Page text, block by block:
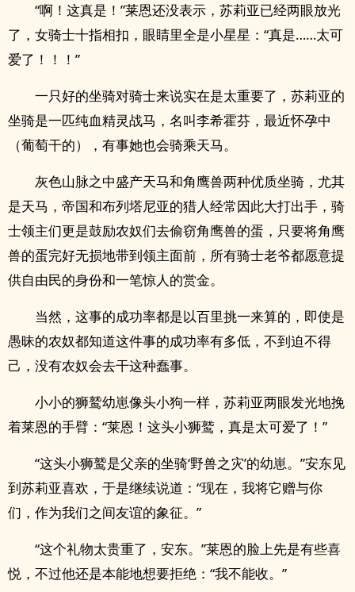
“啊！这真是！”莱恩还没表示，苏莉亚已经两眼放光
了，女骑士十指相扣，眼睛里全是小星星：“真是……太可
爱了！！！”
一只好的坐骑对骑士来说实在是太重要了，苏莉亚的
坐骑是一匹纯血精灵战马，名叫李希霍芬，最近怀孕中
（葡萄干的），有事她也会骑乘天马。
灰色山脉之中盛产天马和角鹰兽两种优质坐骑，尤其
是天马，帝国和布列塔尼亚的猎人经常因此大打出手，骑
士领主们更是鼓励农奴们去偷窃角鹰兽的蛋，只要将角鹰
兽的蛋完好无损地带到领主面前，所有骑士老爷都愿意提
供自由民的身份和一笔惊人的赏金。
当然，这事的成功率都是以百里挑一来算的，即使是
愚昧的农奴都知道这件事的成功率有多低，不到迫不得
己，没有农奴会去干这种蠢事。
小小的狮鹫幼崽像头小狗一样，苏莉亚两眼发光地挽
着莱恩的手臂：“莱恩！这头小狮鹫，真是太可爱了！”
“这头小狮鹫是父亲的坐骑‘野兽之灾’的幼崽。”安东见
到苏莉亚喜欢，于是继续说道：“现在，我将它赠与你
们，作为我们之间友谊的象征。”
“这个礼物太贵重了，安东。”莱恩的脸上先是有些喜
悦，不过他还是本能地想要拒绝：“我不能收。”